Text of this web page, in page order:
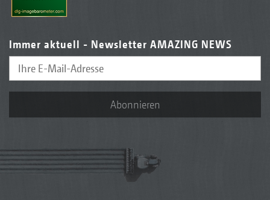
Immer aktuell - Newsletter AMAZING NEWS
Abonnieren